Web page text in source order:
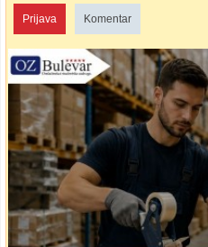
Prijava Komentar